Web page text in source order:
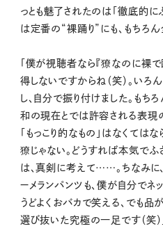
っとも魅了されたのは「徹底的に
は定番の“裸踊り”にも、もちろん
「僕が視聴者なら『獠なのに裸
得しないですからね（笑）。い
し、自分で振り付けました。もち
和の現在とでは許容される表現
「もっこり的なもの」はなくては
獠じゃない。どうすれば本気でふ
は、真剣に考えて……。ちなみに
ーメランパンツも、僕が自分でネ
うどよくおバカで笑える、でも品
選び抜いた究極の一足です（笑）